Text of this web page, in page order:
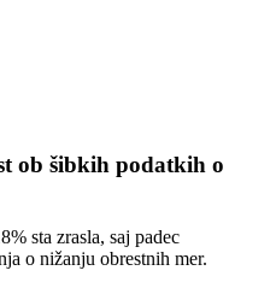
ob šibkih podatkih o
sta zrasla, saj padec
o nižanju obrestnih mer.